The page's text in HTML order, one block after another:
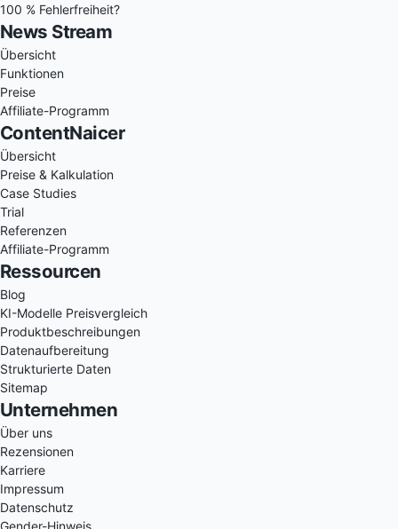
100 % Fehlerfreiheit?
News Stream
Übersicht
Funktionen
Preise
Affiliate-Programm
ContentNaicer
Übersicht
Preise & Kalkulation
Case Studies
Trial
Referenzen
Affiliate-Programm
Ressourcen
Blog
KI-Modelle Preisvergleich
Produktbeschreibungen
Datenaufbereitung
Strukturierte Daten
Sitemap
Unternehmen
Über uns
Rezensionen
Karriere
Impressum
Datenschutz
Gender-Hinweis